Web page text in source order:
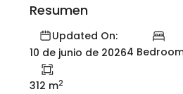
Resumen
Updated On:
10 de junio de 20264
312 m2